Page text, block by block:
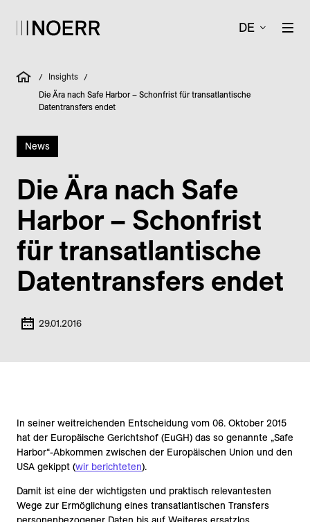
DE
/ Insights /
Die Ära nach Safe Harbor – Schonfrist für transatlantische
Datentransfers endet
News
Die Ära nach Safe
Harbor – Schonfrist
für trans­atlantische
Daten­transfers endet
29.01.2016
In seiner weitreichenden Entscheidung vom 06. Oktober 2015
hat der Europäische Gerichtshof (EuGH) das so genannte „Safe
Harbor“-Abkommen zwischen der Europäischen Union und den
USA gekippt (wir berichteten).
Damit ist eine der wichtigsten und praktisch relevantesten
Wege zur Ermöglichung eines transatlantischen Transfers